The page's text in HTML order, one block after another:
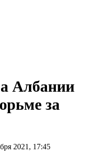
Албании
за
2021, 17:45